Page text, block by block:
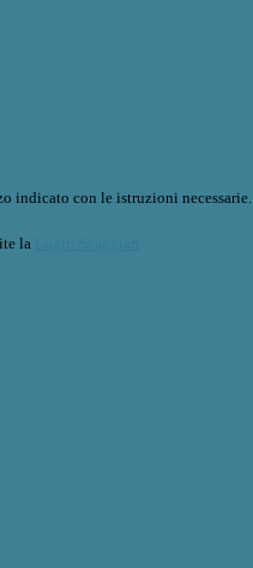
indicato con le istruzioni necessarie.
la